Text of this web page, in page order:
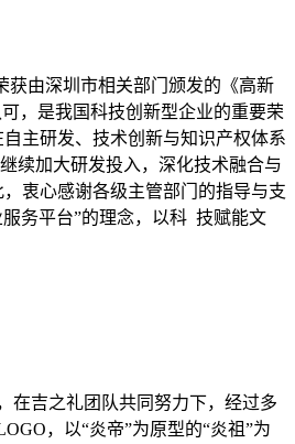
由深圳市相关部门颁发的《高新
，是我国科技创新型企业的重要荣
主研发、技术创新与知识产权体系
续加大研发投入，深化技术融合与
衷心感谢各级主管部门的指导与支
务平台”的理念，以科 技赋能文
在吉之礼团队共同努力下，经过多
，以“炎帝”为原型的“炎祖”为